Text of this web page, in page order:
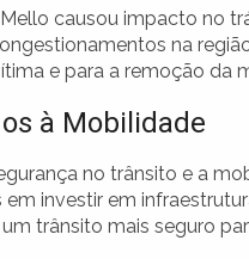
causou impacto no
na
e para a remoção da
à Mobilidade
no trânsito e a
investir em
trânsito mais seguro